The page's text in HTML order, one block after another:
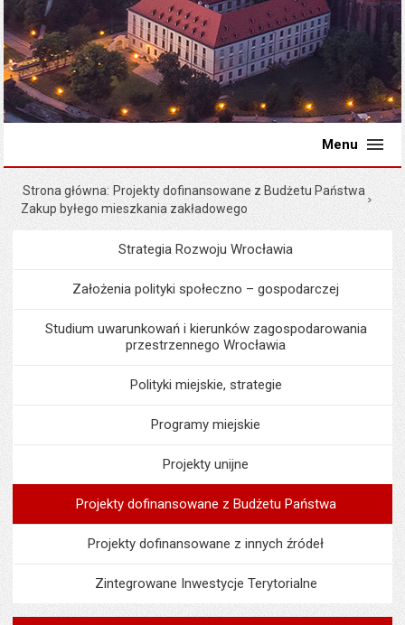
Menu
Strona główna Projekty dofinansowane z Budżetu Państwa
Zakup byłego mieszkania zakładowego
MenuProgramy i projekty
Strategia Rozwoju Wrocławia
Założenia polityki społeczno – gospodarczej
Studium uwarunkowań i kierunków zagospodarowania
przestrzennego Wrocławia
Polityki miejskie, strategie
Programy miejskie
Projekty unijne
Projekty dofinansowane z Budżetu Państwa
Projekty dofinansowane z innych źródeł
Zintegrowane Inwestycje Terytorialne